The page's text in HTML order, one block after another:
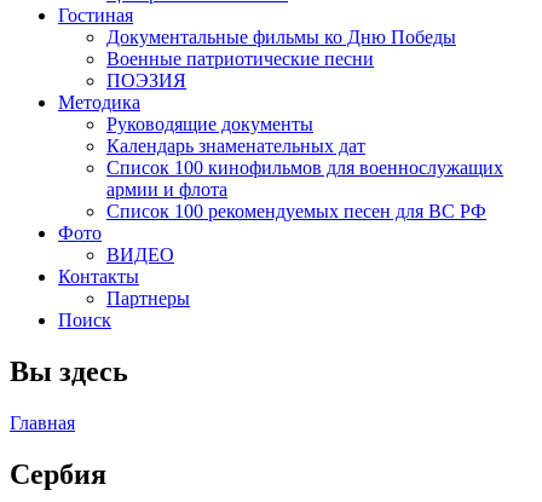
Гостиная
Документальные фильмы ко Дню Победы
Военные патриотические песни
ПОЭЗИЯ
Методика
Руководящие документы
Календарь знаменательных дат
Список 100 кинофильмов для военнослужащих
армии и флота
Список 100 рекомендуемых песен для ВС РФ
Фото
ВИДЕО
Контакты
Партнеры
Поиск
Вы здесь
Главная
Сербия